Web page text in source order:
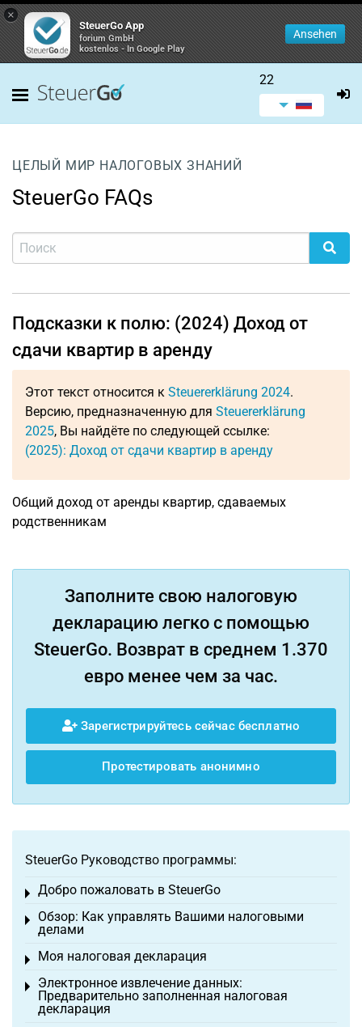
×
SteuerGo App
forium GmbH
kostenlos - In Google Play
Ansehen
22
ЦЕЛЫЙ МИР НАЛОГОВЫХ ЗНАНИЙ
SteuerGo FAQs
Подсказки к полю: (2024) Доход от
сдачи квартир в аренду
Этот текст относится к Steuererklärung 2024.
Версию, предназначенную для Steuererklärung
2025, Вы найдёте по следующей ссылке:
(2025): Доход от сдачи квартир в аренду
Общий доход от аренды квартир, сдаваемых
родственникам
Заполните свою налоговую
декларацию легко с помощью
SteuerGo. Возврат в среднем 1.370
евро менее чем за час.
Зарегистрируйтесь сейчас бесплатно
Протестировать анонимно
SteuerGo Руководство программы:
Добро пожаловать в SteuerGo
Toggle menu
Обзор: Как управлять Вашими налоговыми
делами
Toggle menu
Моя налоговая декларация
Toggle menu
Электронное извлечение данных:
Предварительно заполненная налоговая
декларация
Toggle menu